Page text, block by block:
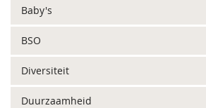
Baby's
BSO
Diversiteit
Duurzaamheid